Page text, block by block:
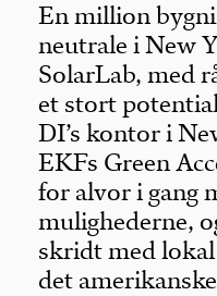
En million
neutrale i New
SolarLab, med
et stort
DI’s kontor i
EKFs Green
for alvor i gang
mulighederne,
skridt med
det